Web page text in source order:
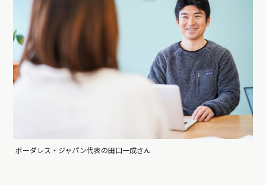
ボーダレス・ジャパン代表の田口一成さん